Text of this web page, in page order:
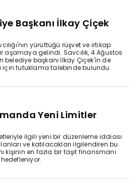
Başkanı İlkay Çiçek
yürüttüğü rüşvet ve irtikap
aşamaya gelindi. Savcılık, 4 Ağustos
belediye başkanı İlkay Çiçek'in de
için tutuklama talebinde bulundu.
Yeni Limitler
ilgili yeni bir düzenleme iddiası
ve katılacakları ilgilendiren bu
kişinin en fazla bir taşıt finansmanı